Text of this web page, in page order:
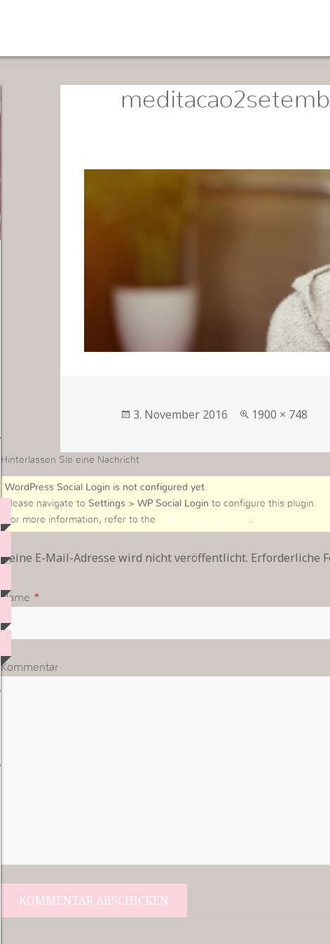
Veröffentlicht
3. November 2016
in
1900 × 748
Hinterlassen Sie eine Nachricht
WordPress Social Login is not configured yet.
Please navigate to Settings > WP Social Login to configure this plugin.
For more information, refer to the
online user guide ..
Deine E-Mail-Adresse wird nicht veröffentlicht. Erforderliche
Name *
Kommentar